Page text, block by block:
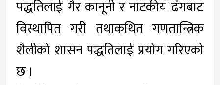
पद्धतिलाई गैर कानूनी र नाटकीय ढंगबाट
विस्थापित गरी तथाकथित गणतान्त्रिक
शैलीको शासन पद्धतिलाई प्रयोग गरिएको
छ ।